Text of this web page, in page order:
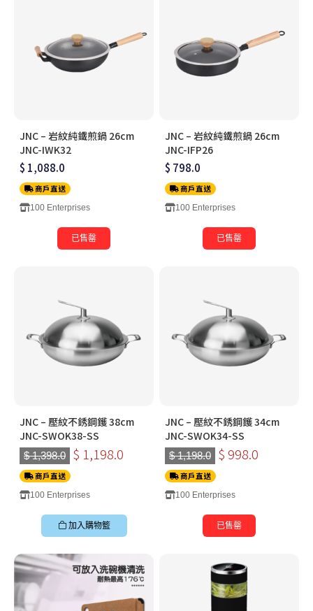
JNC – 岩紋純鐵煎鍋 26cm
JNC-IWK32
$ 1,088.0
商戶直送
100 Enterprises
已售罄
JNC – 岩紋純鐵煎鍋 26cm
JNC-IFP26
$ 798.0
商戶直送
100 Enterprises
已售罄
JNC – 壓紋不銹鋼鑊 38cm
JNC-SWOK38-SS
$ 1,398.0 $ 1,198.0
商戶直送
100 Enterprises
加入購物籃
JNC – 壓紋不銹鋼鑊 34cm
JNC-SWOK34-SS
$ 1,198.0 $ 998.0
商戶直送
100 Enterprises
已售罄